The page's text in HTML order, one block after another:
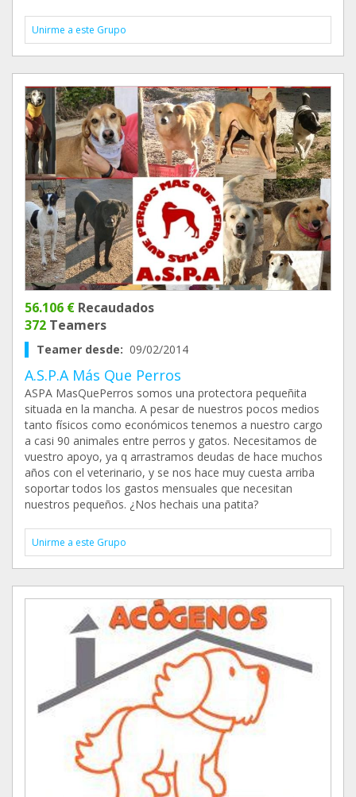
Unirme a este Grupo
56.106 € Recaudados
372 Teamers
Teamer desde: 09/02/2014
A.S.P.A Más Que Perros
ASPA MasQuePerros somos una protectora pequeñita
situada en la mancha. A pesar de nuestros pocos medios
tanto físicos como económicos tenemos a nuestro cargo
a casi 90 animales entre perros y gatos. Necesitamos de
vuestro apoyo, ya q arrastramos deudas de hace muchos
años con el veterinario, y se nos hace muy cuesta arriba
soportar todos los gastos mensuales que necesitan
nuestros pequeños. ¿Nos hechais una patita?
Unirme a este Grupo